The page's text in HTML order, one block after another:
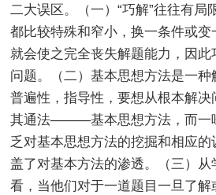
二大误区。（一）“巧解”往往有局
都比较特殊和窄小，换一条件或
就会使之完全丧失解题能力，因
问题。（二）基本思想方法是一
普遍性，指导性，要想从根本解
其通法―――基本思想方法，而一
乏对基本思想方法的挖掘和相应
盖了对基本方法的渗透。（三）从
看，当他们对于一道题目一旦了